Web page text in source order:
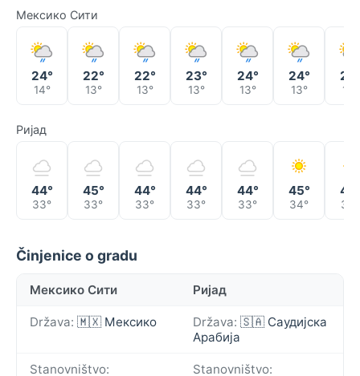
Мексико Сити
24°
14°
22°
13°
22°
13°
23°
13°
24°
13°
24°
13° 13°
Ријад
44°
33°
45°
33°
44°
33°
44°
33°
44°
33°
45°
34° 34°
Činjenice o gradu
Мексико Сити Ријад
Država: 🇲🇽 Мексико Država: 🇸🇦 Саудијска
Арабија
Stanovništvo: Stanovništvo: